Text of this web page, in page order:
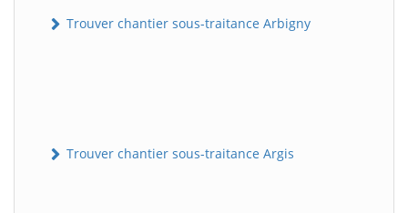
Trouver chantier sous-traitance Arbigny
Trouver chantier sous-traitance Argis